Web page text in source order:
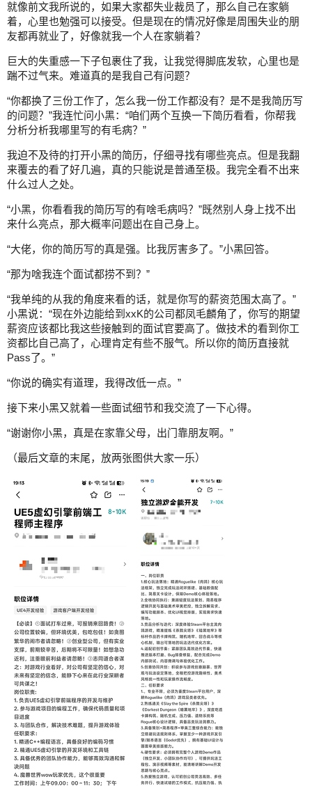
就像前文我所说的，如果大家都失业裁员了，那么自己在家躺
着，心里也勉强可以接受。但是现在的情况好像是周围失业的朋
友都再就业了，好像就我一个人在家躺着？
巨大的失重感一下子包裹住了我，让我觉得脚底发软，心里也是
踹不过气来。难道真的是我自己有问题？
“你都换了三份工作了，怎么我一份工作都没有？是不是我简历写
的问题？”我连忙问小黑：“咱们两个互换一下简历看看，你帮我
分析分析我哪里写的有毛病？”
我迫不及待的打开小黑的简历，仔细寻找有哪些亮点。但是我翻
来覆去的看了好几遍，真的只能说是普通至极。我完全看不出来
什么过人之处。
“小黑，你看看我的简历写的有啥毛病吗？”既然别人身上找不出
来什么亮点，那大概率问题出在自己身上。
“大佬，你的简历写的真是强。比我厉害多了。”小黑回答。
“那为啥我连个面试都捞不到？”
“我单纯的从我的角度来看的话，就是你写的薪资范围太高了。”
小黑说：“现在外边能给到xxK的公司都凤毛麟角了，你写的期望
薪资应该都比我这些接触到的面试官要高了。做技术的看到你工
资都比自己高了，心理肯定有些不服气。所以你的简历直接就
Pass了。”
“你说的确实有道理，我得改低一点。”
接下来小黑又就着一些面试细节和我交流了一下心得。
“谢谢你小黑，真是在家靠父母，出门靠朋友啊。”
（最后文章的末尾，放两张图供大家一乐）